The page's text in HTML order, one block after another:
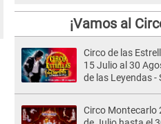
¡Vamos al
Circo de las
15 Julio al 30
de las Leyendas -
Circo Montecarlo